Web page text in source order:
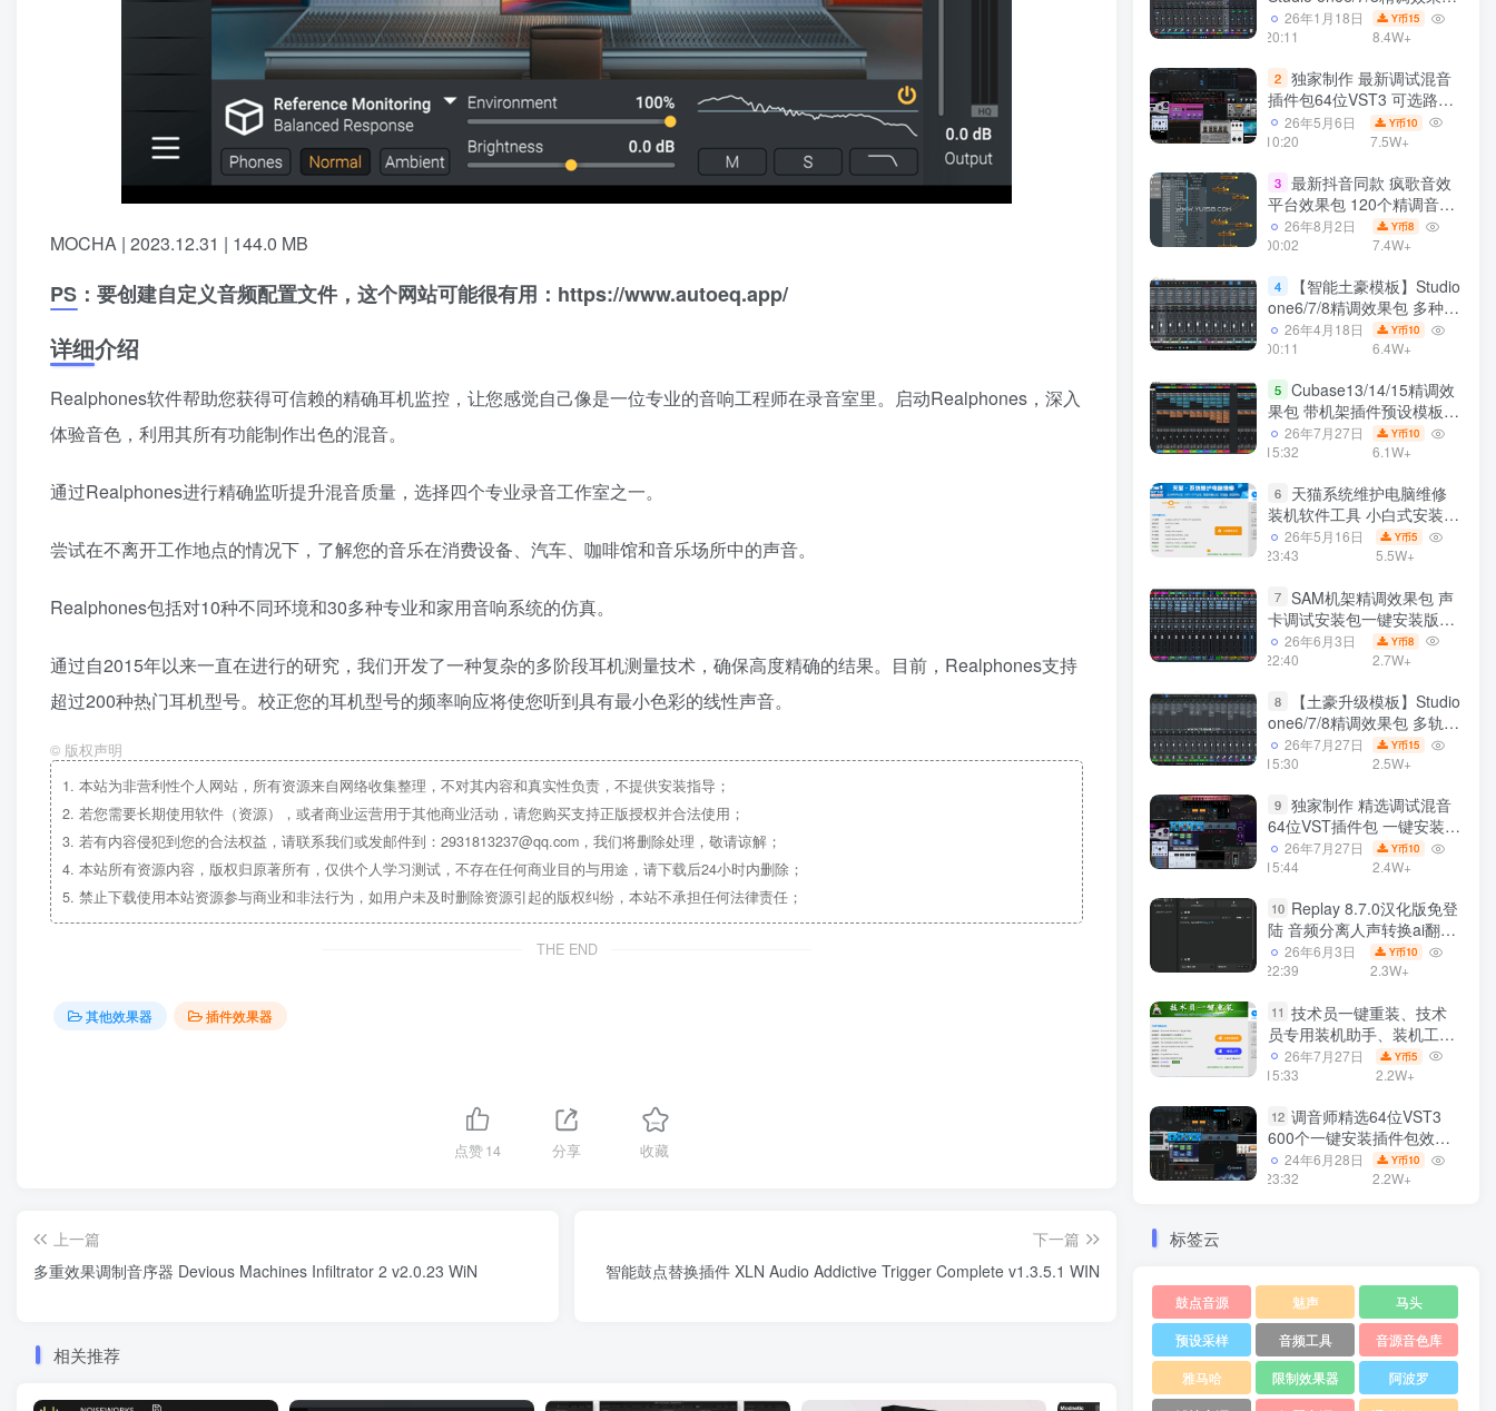
MOCHA | 2023.12.31 | 144.0 MB
PS：要创建自定义音频配置文件，这个网站可能很有用：https://www.autoeq.app/
详细介绍
Realphones软件帮助您获得可信赖的精确耳机监控，让您感觉自己像是一位专业的音响工程师在录音室里。启动Realphones，深入
体验音色，利用其所有功能制作出色的混音。
通过Realphones进行精确监听提升混音质量，选择四个专业录音工作室之一。
尝试在不离开工作地点的情况下，了解您的音乐在消费设备、汽车、咖啡馆和音乐场所中的声音。
Realphones包括对10种不同环境和30多种专业和家用音响系统的仿真。
通过自2015年以来一直在进行的研究，我们开发了一种复杂的多阶段耳机测量技术，确保高度精确的结果。目前，Realphones支持
超过200种热门耳机型号。校正您的耳机型号的频率响应将使您听到具有最小色彩的线性声音。
© 版权声明
1. 本站为非营利性个人网站，所有资源来自网络收集整理，不对其内容和真实性负责，不提供安装指导；
2. 若您需要长期使用软件（资源），或者商业运营用于其他商业活动，请您购买支持正版授权并合法使用；
3. 若有内容侵犯到您的合法权益，请联系我们或发邮件到：2931813237@qq.com，我们将删除处理，敬请谅解；
4. 本站所有资源内容，版权归原著所有，仅供个人学习测试，不存在任何商业目的与用途，请下载后24小时内删除；
5. 禁止下载使用本站资源参与商业和非法行为，如用户未及时删除资源引起的版权纠纷，本站不承担任何法律责任；
THE END
其他效果器 插件效果器
点赞14 分享 收藏
上一篇
多重效果调制音序器 Devious Machines Infiltrator 2 v2.0.23 WiN
下一篇
智能鼓点替换插件 XLN Audio Addictive Trigger Complete v1.3.5.1 WIN
相关推荐
多种效果模式 声卡调试好直
播预设模板
26年1月18日
20:11
Y币15
8.4W+
2 独家制作 最新调试混音
插件包64位VST3 可选路径
一键安装550个效果器合集
v3.0 WiN 支持定制
26年5月6日
10:20
Y币10
7.5W+
3 最新抖音同款 疯歌音效
平台效果包 120个精调音效
包+软件自带170个音效
+600个插件 带安装教程全
26年8月2日
00:02
Y币8
7.4W+
4
【智能土豪模板】Studio
one6/7/8精调效果包 多种效
果模式可选 声卡调试好预设
带插件全套文件
26年4月18日
00:11
Y币10
6.4W+
5 Cubase13/14/15精调效
果包 带机架插件预设模板
声卡调试好效果工程文件
26年7月27日
15:32
Y币10
6.1W+
6
天猫系统维护电脑维修
装机软件工具 小白式安装
完全一键安装系统 电脑系统
装机软件 一键重装系统
26年5月16日
23:43
Y币5
5.5W+
7 SAM机架精调效果包 声
卡调试安装包一键安装版模
板 带插件预设效果文件
26年6月3日
22:40
Y币8
2.7W+
8
【土豪升级模板】Studio
one6/7/8精调效果包 多轨道
效果模式可选 声卡调试好预
设模板 带插件全套文件
26年7月27日
15:30
Y币15
2.5W+
9 独家制作 精选调试混音
64位VST插件包 一键安装
600个效果器合集v2.0 WiN
支持定制
26年7月27日
15:44
Y币10
2.4W+
10 Replay 8.7.0汉化版免登
陆 音频分离人声转换ai翻唱
支持50系显卡 一键安装
WiN
26年6月3日
22:39
Y币10
2.3W+
11 技术员一键重装、技术
员专用装机助手、装机工
具、电脑系统装机软件丶一
键安装系统
26年7月27日
15:33
Y币5
2.2W+
12 调音师精选64位VST3
600个一键安装插件包效果
器集合10G WiN
24年6月28日
23:32
Y币10
2.2W+
标签云
鼓点音源 魅声
马头
预设采样
音频工具
音源音色库
雅马哈
限制效果器
阿波罗